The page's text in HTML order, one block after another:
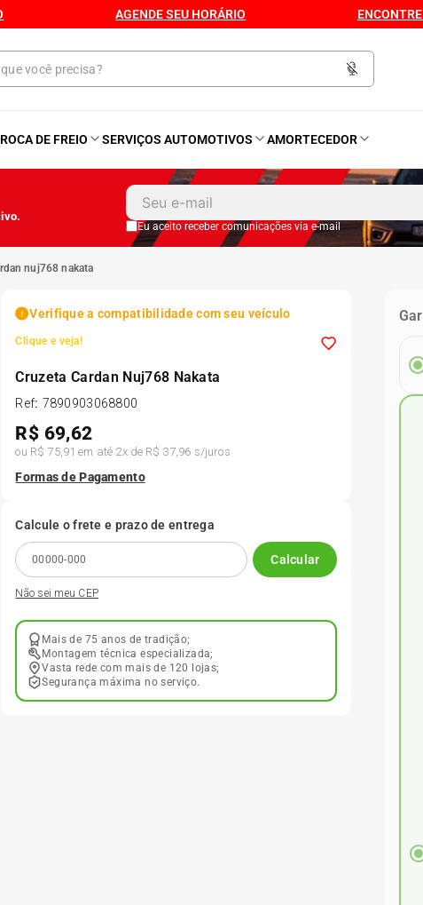
AGENDE SEU HORÁRIO
DE FREIO SERVIÇOS AUTOMOTIVOS AMORTECEDOR
Eu aceito receber comunicações via e-mail
nuj768 nakata
Verifique a compatibilidade com seu veículo
Clique e veja!
Cruzeta Cardan Nuj768 Nakata
Ref: 7890903068800
R$ 69,62
ou R$ 75,91 em até 2x de R$ 37,96 s/juros
Formas de Pagamento
Calcule o frete e prazo de entrega
Calcular
Não sei meu CEP
Mais de 75 anos de tradição;
Montagem técnica especializada;
Vasta rede com mais de 120 lojas;
Segurança máxima no serviço.
Kit 4 Pneu
Kit Pneu
Bproauto
Kit 4 Pneu Xbri Aro 13
175 70r14
185 60r15
195 55r15
Pneu